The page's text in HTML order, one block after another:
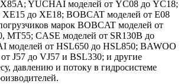
YUCHAI моделей от YC08 до YC18;
до XE18; BOBCAT моделей от E08
марок BOBCAT моделей от
MT55; CASE моделей от SR130B до
моделей от HSL650 до HSL850; BAWOO
J57 до VJ57 и BSL330; и другие
давлению и потоку в гидросистеме